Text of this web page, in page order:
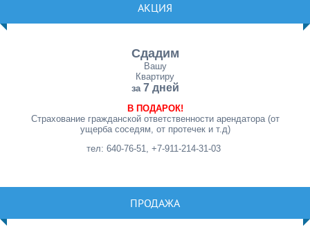
АКЦИЯ
Сдадим
Вашу
Квартиру
за 7 дней
В ПОДАРОК!
Страхование гражданской ответственности арендатора (от
ущерба соседям, от протечек и т.д)
тел: 640-76-51, +7-911-214-31-03
ПРОДАЖА